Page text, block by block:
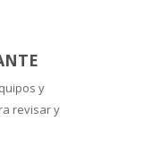
y
revisar y